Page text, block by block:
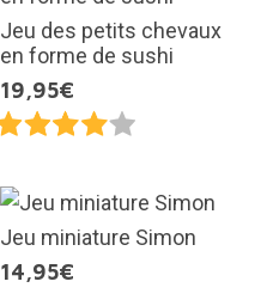
Jeu des petits chevaux
en forme de sushi
19,95€
Jeu miniature Simon
14,95€